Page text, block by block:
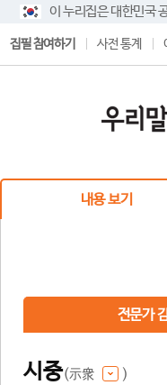
이 누리집은 대한민국
집필 참여하기 사전 통계
내용 보기
전문가
시중(示衆 )